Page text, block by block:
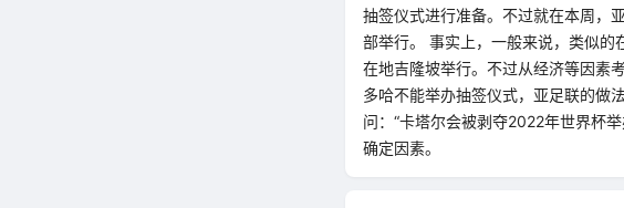
抽签仪式进行准备。不过就在本周，
部举行。 事实上，一般来说，类似
在地吉隆坡举行。不过从经济等因素
多哈不能举办抽签仪式，亚足联的做
问：“卡塔尔会被剥夺2022年世界杯
确定因素。